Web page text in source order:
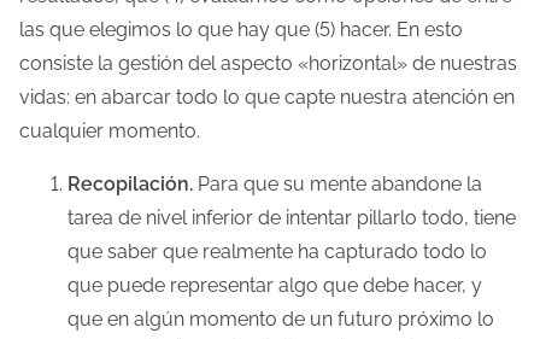
las que elegimos lo que hay que (5) hacer. En esto
consiste la gestión del aspecto «horizontal» de nuestras
vidas: en abarcar todo lo que capte nuestra atención en
cualquier momento.
Recopilación. Para que su mente abandone la
tarea de nivel inferior de intentar pillarlo todo, tiene
que saber que realmente ha capturado todo lo
que puede representar algo que debe hacer, y
que en algún momento de un futuro próximo lo